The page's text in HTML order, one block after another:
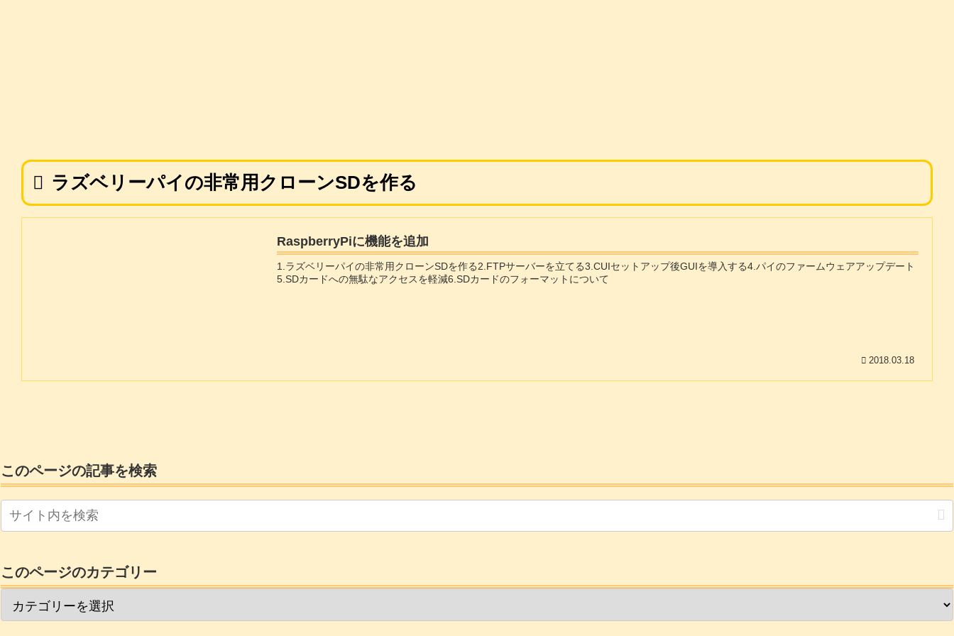
ラズベリーパイの非常用クローンSDを作る
RaspberryPiに機能を追加
1.ラズベリーパイの非常用クローンSDを作る2.FTPサーバーを立てる3.CUIセットアップ後GUIを導入する4.パイのファームウェアアップデート
5.SDカードへの無駄なアクセスを軽減6.SDカードのフォーマットについて
2018.03.18
このページの記事を検索
このページのカテゴリー